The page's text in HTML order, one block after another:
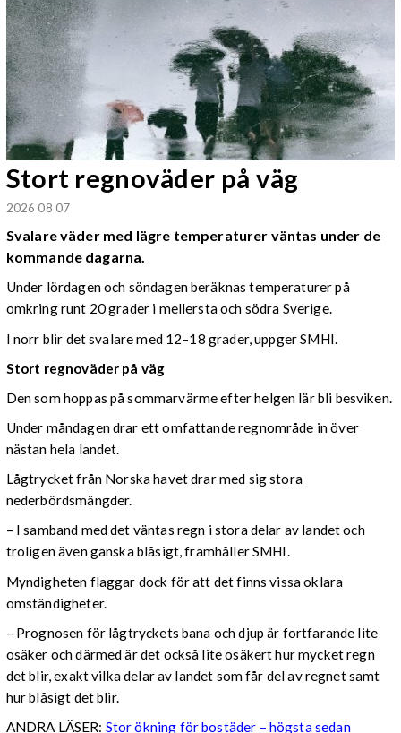
Stort regnoväder på väg
2026 08 07
Svalare väder med lägre temperaturer väntas under de
kommande dagarna.
Under lördagen och söndagen beräknas temperaturer på
omkring runt 20 grader i mellersta och södra Sverige.
I norr blir det svalare med 12–18 grader, uppger SMHI.
Stort regnoväder på väg
Den som hoppas på sommarvärme efter helgen lär bli besviken.
Under måndagen drar ett omfattande regnområde in över
nästan hela landet.
Lågtrycket från Norska havet drar med sig stora
nederbördsmängder.
– I samband med det väntas regn i stora delar av landet och
troligen även ganska blåsigt, framhåller SMHI.
Myndigheten flaggar dock för att det finns vissa oklara
omständigheter.
– Prognosen för lågtryckets bana och djup är fortfarande lite
osäker och därmed är det också lite osäkert hur mycket regn
det blir, exakt vilka delar av landet som får del av regnet samt
hur blåsigt det blir.
ANDRA LÄSER: Stor ökning för bostäder – högsta sedan